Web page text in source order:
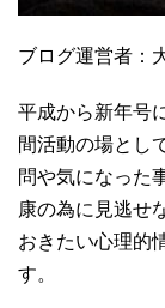
ブログ運営者：
平成から新年号
間活動の場とし
問や気になった
康の為に見逃せ
おきたい心理的
す。